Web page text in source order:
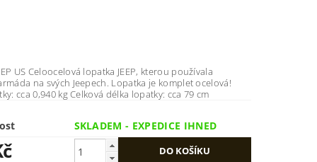
kterou používala
svých Jeepech. Lopatka je komplet ocelová!
Váha lopatky: cca 0,940 kg Celková délka lopatky: cca 79 cm
SKLADEM - EXPEDICE IHNED